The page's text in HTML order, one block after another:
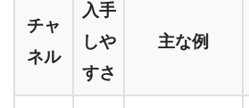
チャ
ネル
入手
しや
すさ
主な例